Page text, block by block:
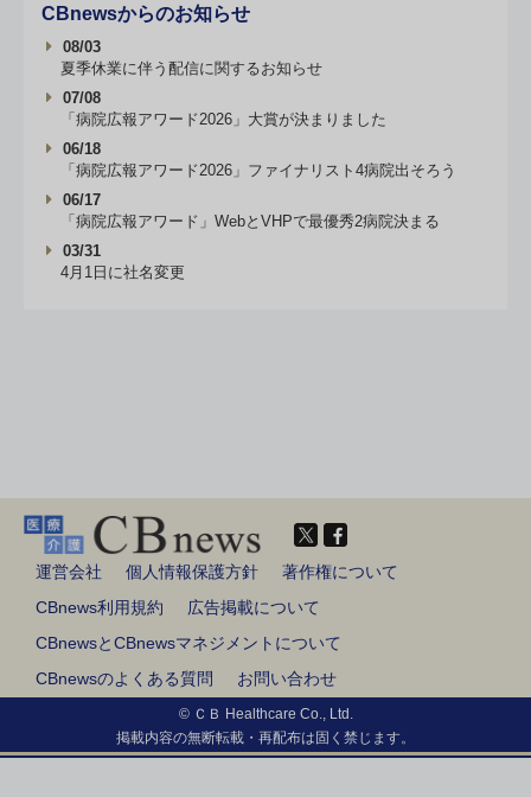
CBnewsからのお知らせ
08/03
夏季休業に伴う配信に関するお知らせ
07/08
「病院広報アワード2026」大賞が決まりました
06/18
「病院広報アワード2026」ファイナリスト4病院出そろう
06/17
「病院広報アワード」WebとVHPで最優秀2病院決まる
03/31
4月1日に社名変更
運営会社 個人情報保護方針
著作権について
CBnews利用規約
広告掲載について
CBnewsとCBnewsマネジメントについて
CBnewsのよくある質問
お問い合わせ
© ＣＢ Healthcare Co., Ltd.
掲載内容の無断転載・再配布は固く禁じます。